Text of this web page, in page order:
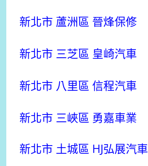
新北市 蘆洲區 晉烽保修
新北市 三芝區 皇崎汽車
新北市 八里區 信程汽車
新北市 三峽區 勇嘉車業
新北市 土城區 HJ弘展汽車